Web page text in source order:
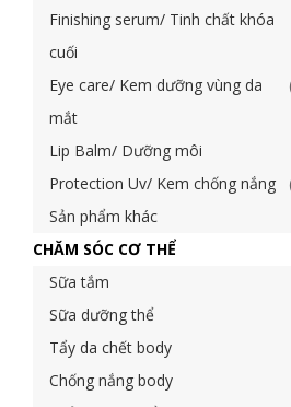
Finishing serum/ Tinh chất khóa
cuối
Eye care/ Kem dưỡng vùng da
mắt
Lip Balm/ Dưỡng môi
Protection Uv/ Kem chống nắng
Sản phẩm khác
CHĂM SÓC CƠ THỂ
Sữa tắm
Sữa dưỡng thể
Tẩy da chết body
Chống nắng body